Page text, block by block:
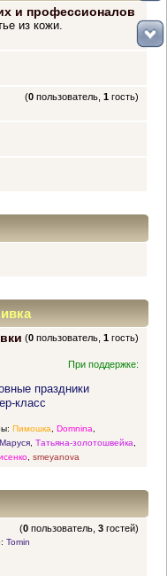
и профессионалов
из кожи.
(0 пользователь,1 гость)
(0 пользователь,1 гость)
При поддержке:
праздники
класс
Пимошка Domnina
Маруся, Татьяна-золотошвейка
, smeyanova
(0 пользователь,3 гостей)
Tomin